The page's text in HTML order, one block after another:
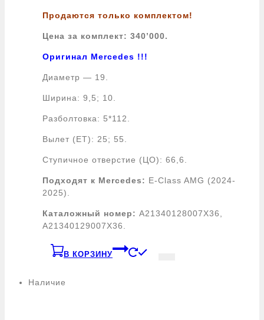
Продаются только комплектом!
Цена за комплект: 340’000.
Оригинал Mercedes !!!
Диаметр — 19.
Ширина: 9,5; 10.
Разболтовка: 5*112.
Вылет (ЕТ): 25; 55.
Ступичное отверстие (ЦО): 66,6.
Подходят к Mercedes: E-Class AMG (2024-
2025).
Каталожный номер: A21340128007X36,
A21340129007X36.
В КОРЗИНУ
Наличие